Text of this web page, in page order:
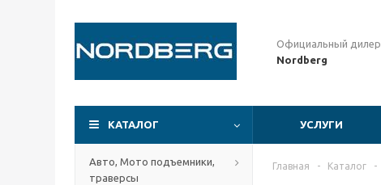
Официальный дилер
Nordberg
КАТАЛОГ УСЛУГИ
Авто, Мото подъемники,
траверсы
Главная - Каталог -